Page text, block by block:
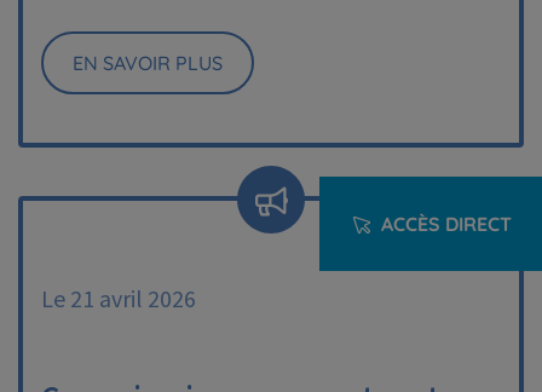
ACCÈS DIRECT
EN SAVOIR PLUS
Le 21 avril 2026